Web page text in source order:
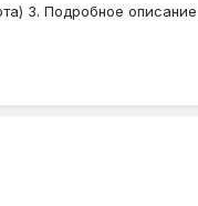
3. Подробное